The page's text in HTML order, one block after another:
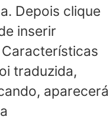
Depois clique
inserir
traduzida,
aparecerá